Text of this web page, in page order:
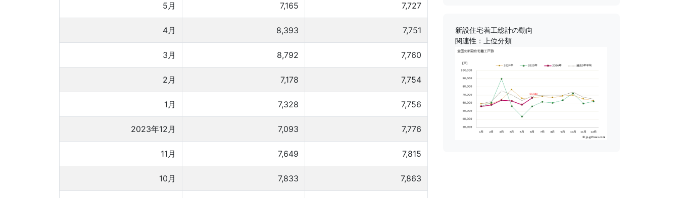
5月 7,165 7,727
4月 8,393 7,751
3月 8,792 7,760
2月 7,178 7,754
1月 7,328 7,756
2023年12月 7,093 7,776
11月 7,649 7,815
10月 7,833 7,863
新設住宅着工総計の動向
関連性：上位分類